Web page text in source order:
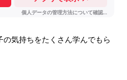
気持ちをたくさん学んでもら